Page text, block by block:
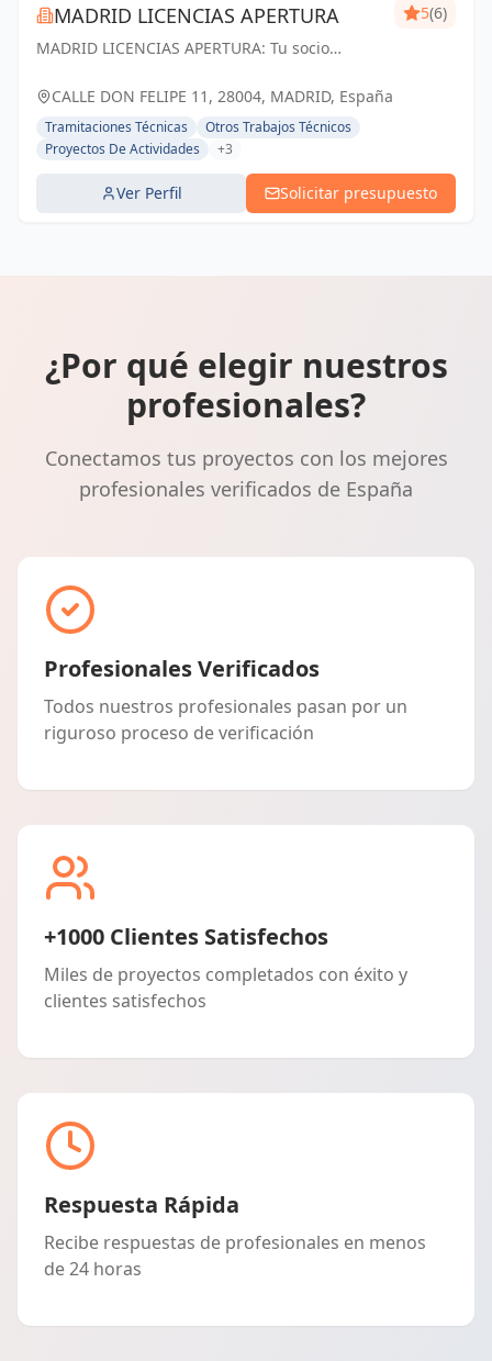
MADRID LICENCIAS APERTURA
MADRID LICENCIAS APERTURA: Tu socio
técnicos en Madrid. Cumplimos tus
5(6)
CALLE DON FELIPE 11, 28004, MADRID, España
Tramitaciones Técnicas
Otros Trabajos Técnicos
Proyectos De Actividades
+3
Ver Perfil Solicitar presupuesto
¿Por qué elegir nuestros
profesionales?
Conectamos tus proyectos con los mejores
profesionales verificados de España
Profesionales Verificados
Todos nuestros profesionales pasan por un
riguroso proceso de verificación
+1000 Clientes Satisfechos
Miles de proyectos completados con éxito y
clientes satisfechos
Respuesta Rápida
Recibe respuestas de profesionales en menos
de 24 horas